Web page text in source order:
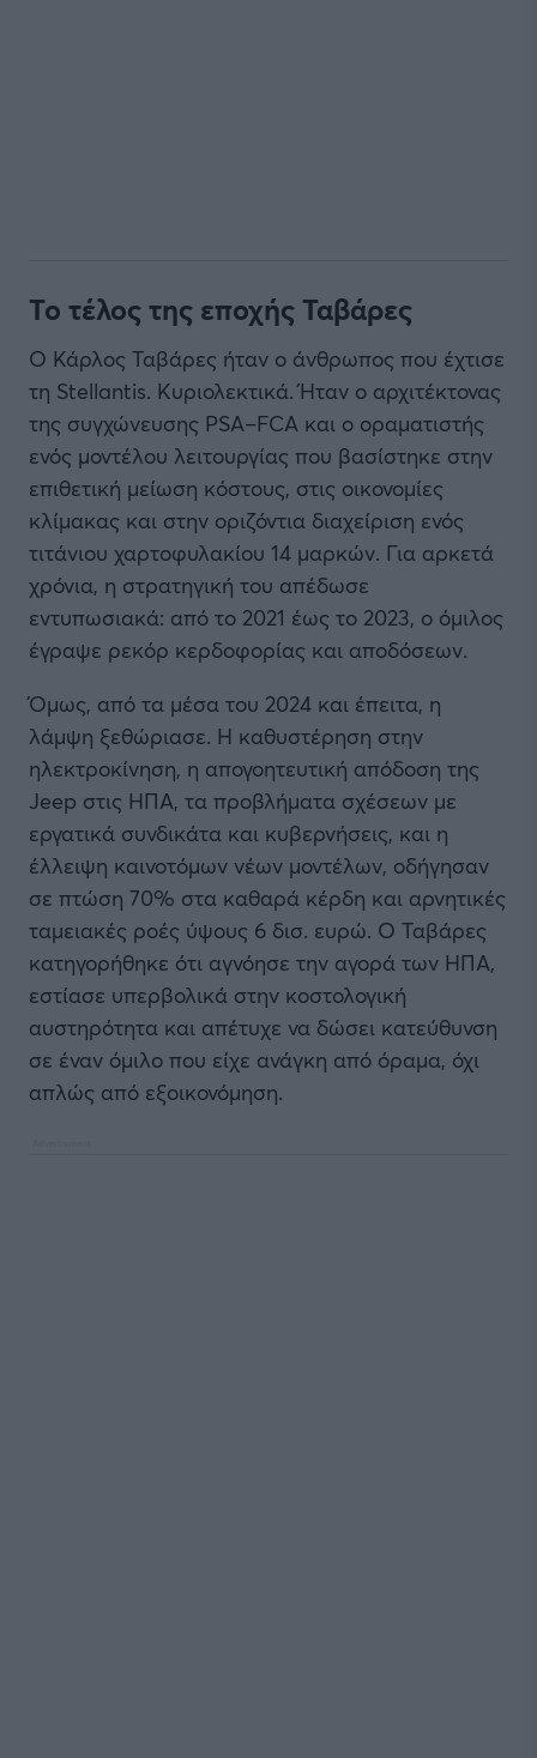
Το τέλος της εποχής Ταβάρες
Ο Κάρλος Ταβάρες ήταν ο άνθρωπος που έχτισε
τη Stellantis. Κυριολεκτικά. Ήταν ο αρχιτέκτονας
της συγχώνευσης PSA–FCA και ο οραματιστής
ενός μοντέλου λειτουργίας που βασίστηκε στην
επιθετική μείωση κόστους, στις οικονομίες
κλίμακας και στην οριζόντια διαχείριση ενός
τιτάνιου χαρτοφυλακίου 14 μαρκών. Για αρκετά
χρόνια, η στρατηγική του απέδωσε
εντυπωσιακά: από το 2021 έως το 2023, ο όμιλος
έγραψε ρεκόρ κερδοφορίας και αποδόσεων.
Όμως, από τα μέσα του 2024 και έπειτα, η
λάμψη ξεθώριασε. Η καθυστέρηση στην
ηλεκτροκίνηση, η απογοητευτική απόδοση της
Jeep στις ΗΠΑ, τα προβλήματα σχέσεων με
εργατικά συνδικάτα και κυβερνήσεις, και η
έλλειψη καινοτόμων νέων μοντέλων, οδήγησαν
σε πτώση 70% στα καθαρά κέρδη και αρνητικές
ταμειακές ροές ύψους 6 δισ. ευρώ. Ο Ταβάρες
κατηγορήθηκε ότι αγνόησε την αγορά των ΗΠΑ,
εστίασε υπερβολικά στην κοστολογική
αυστηρότητα και απέτυχε να δώσει κατεύθυνση
σε έναν όμιλο που είχε ανάγκη από όραμα, όχι
απλώς από εξοικονόμηση.